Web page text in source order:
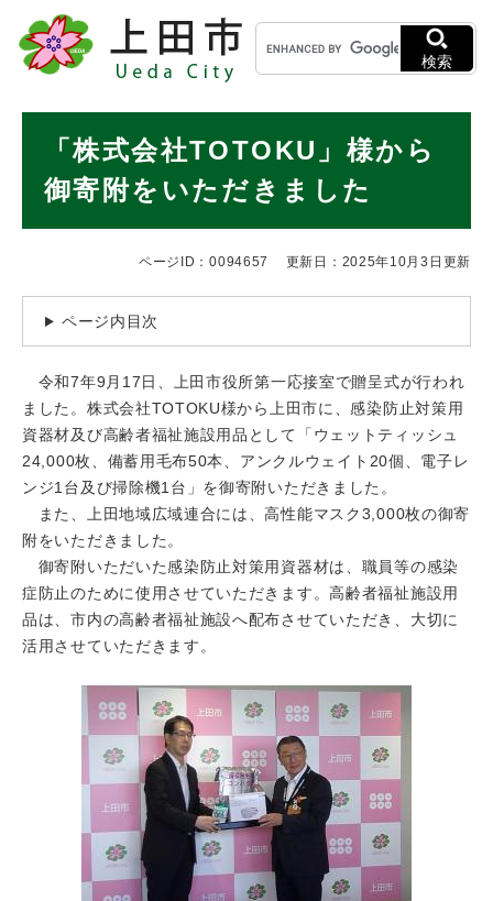
メニューを飛ばして本文へ
キ
ー
ワ
検
検索
「株式会社TOTOKU」様から
御寄附をいただきました
ページID：0094657 更新日：2025年10月3日更新
ページ内目次
令和7年9月17日、上田市役所第一応接室で贈呈式が行われ
ました。株式会社TOTOKU様から上田市に、感染防止対策用
資器材及び高齢者福祉施設用品として「ウェットティッシュ
24,000枚、備蓄用毛布50本、アンクルウェイト20個、電子レ
ンジ1台及び掃除機1台」を御寄附いただきました。
また、上田地域広域連合には、高性能マスク3,000枚の御寄
附をいただきました。
御寄附いただいた感染防止対策用資器材は、職員等の感染
症防止のために使用させていただきます。高齢者福祉施設用
品は、市内の高齢者福祉施設へ配布させていただき、大切に
活用させていただきます。